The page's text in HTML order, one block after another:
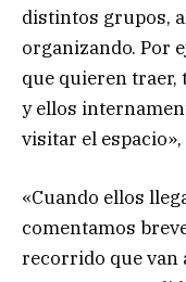
distintos grupos,
organizando. Por
que quieren traer,
y ellos
visitar el
«Cuando ellos
comentamos
recorrido que van